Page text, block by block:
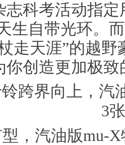
志科考活动指
生自带光环。
走天涯”的越
你创造更加极致
汽油版mu-X